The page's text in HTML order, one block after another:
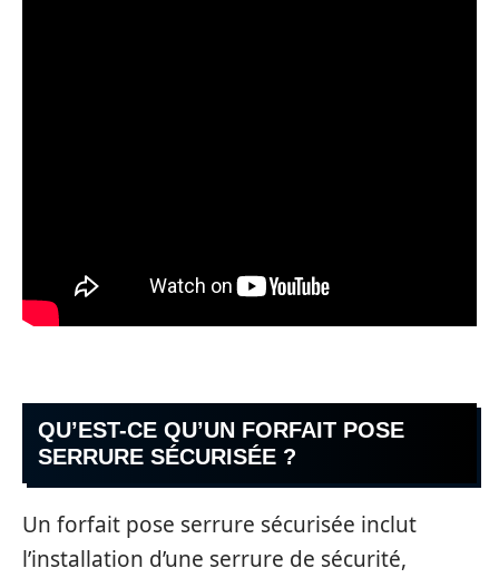
QU’EST-CE QU’UN FORFAIT POSE
SERRURE SÉCURISÉE ?
Un forfait pose serrure sécurisée inclut
l’installation d’une serrure de sécurité,